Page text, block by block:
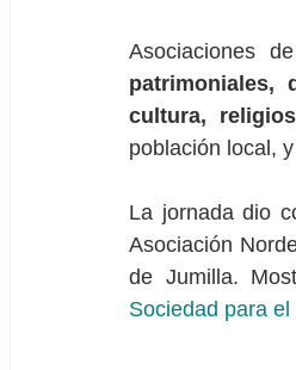
Asociaciones
patrimoniales,
cultura,
población local,
La jornada dio
Asociación
de Jumilla.
Sociedad para